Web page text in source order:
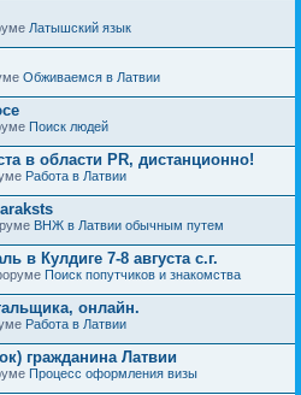
Латышский язык
Обживаемся в Латвии
Поиск людей
в области PR, дистанционно!
Работа в Латвии
ВНЖ в Латвии обычным путем
в Кулдиге 7-8 августа с.г.
Поиск попутчиков и знакомства
онлайн.
Работа в Латвии
гражданина Латвии
Процесс оформления визы